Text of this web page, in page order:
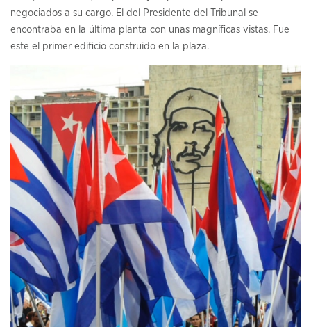
negociados a su cargo. El del Presidente del Tribunal se
encontraba en la última planta con unas magníficas vistas. Fue
este el primer edificio construido en la plaza.